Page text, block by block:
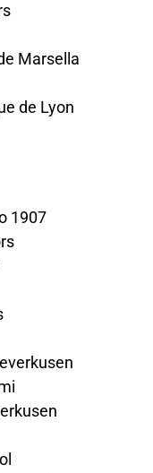
Marsella
de Lyon
1907